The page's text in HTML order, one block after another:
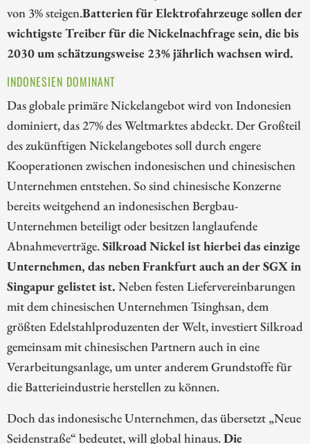
von 3% steigen.Batterien für Elektrofahrzeuge sollen der
wichtigste Treiber für die Nickelnachfrage sein, die bis
2030 um schätzungsweise 23% jährlich wachsen wird.
INDONESIEN DOMINANT
Das globale primäre Nickelangebot wird von Indonesien
dominiert, das 27% des Weltmarktes abdeckt. Der Großteil
des zukünftigen Nickelangebotes soll durch engere
Kooperationen zwischen indonesischen und chinesischen
Unternehmen entstehen. So sind chinesische Konzerne
bereits weitgehend an indonesischen Bergbau-
Unternehmen beteiligt oder besitzen langlaufende
Abnahmeverträge.Silkroad Nickel ist hierbei das einzige
Unternehmen, das neben Frankfurt auch an der SGX in
Singapur gelistet ist. Neben festen Liefervereinbarungen
mit dem chinesischen Unternehmen Tsinghsan, dem
größten Edelstahlproduzenten der Welt, investiert Silkroad
gemeinsam mit chinesischen Partnern auch in eine
Verarbeitungsanlage, um unter anderem Grundstoffe für
die Batterieindustrie herstellen zu können.
Doch das indonesische Unternehmen, das übersetzt „Neue
Seidenstraße“ bedeutet, will global hinaus.Die